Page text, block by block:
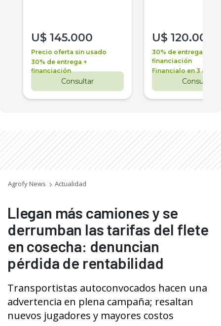
U$ 145.000
Precio oferta sin usado
30% de entrega +
financiación
Consultar
U$ 120.000
30% de entrega +
financiación
Financialo en 3 años
Consultar
Agrofy News Actualidad
Llegan más camiones y se
derrumban las tarifas del flete
en cosecha: denuncian
pérdida de rentabilidad
Transportistas autoconvocados hacen una
advertencia en plena campaña; resaltan
nuevos jugadores y mayores costos